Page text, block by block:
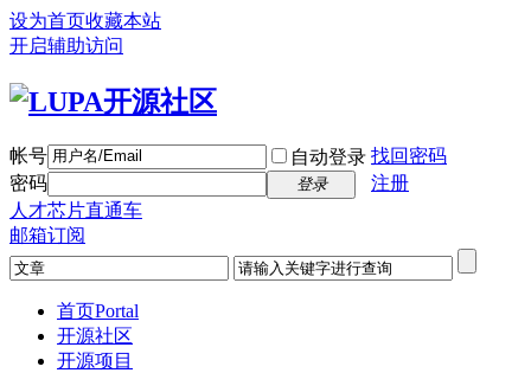
设为首页收藏本站
开启辅助访问
帐号 自动登录 找回密码
密码
登录
注册
人才芯片直通车
邮箱订阅
首页Portal
开源社区
开源项目